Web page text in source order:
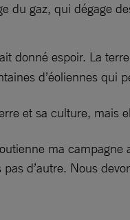
du gaz, qui dégage
donné espoir. La
d’éoliennes qui
et sa culture, mais
ma campagne
d’autre. Nous